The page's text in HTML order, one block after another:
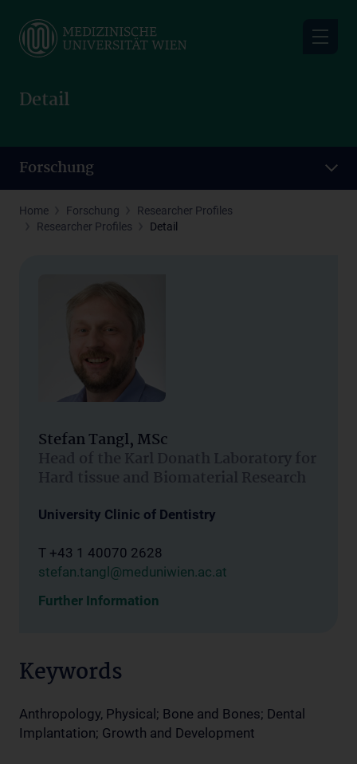
main
Detail
Forschung
Home Forschung
Researcher Profiles
Researcher Profiles
Detail
Stefan Tangl, MSc
Head of the Karl Donath Laboratory for
Hard tissue and Biomaterial Research
University Clinic of Dentistry
T +43 1 40070 2628
stefan.tangl@meduniwien.ac.at
Further Information
Keywords
Anthropology, Physical; Bone and Bones; Dental
Implantation; Growth and Development